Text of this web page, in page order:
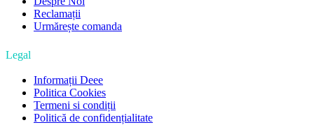
Reclamații
Urmărește comanda
Legal
Informații Deee
Politica Cookies
Termeni si condiții
Politică de confidențialitate